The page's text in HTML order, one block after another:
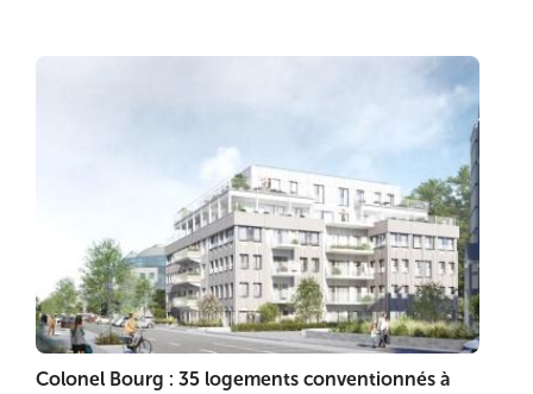
Lire plus
Colonel Bourg : 35 logements conventionnés à